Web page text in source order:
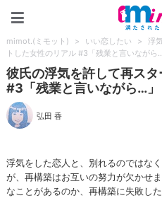
mimot.(ミモット) > いい恋したい > 浮
トした女性のリアル #3「残業と言いながら…
彼氏の浮気を許して再ス
#3「残業と言いながら…」
弘田 香
浮気をした恋人と、別れるのではな
が、再構築はお互いの努力が欠かせ
なことがあるのか、再構築に失敗し